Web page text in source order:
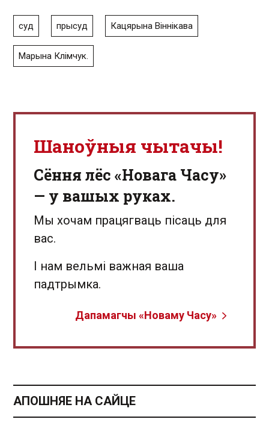
суд прысуд Кацярына Віннікава
Марына Клімчук.
Шаноўныя чытачы!
Сёння лёс «Новага Часу»
— у вашых руках.
Мы хочам працягваць пісаць для
вас.
І нам вельмі важная ваша
падтрымка.
Дапамагчы «Новаму Часу»
АПОШНЯЕ НА САЙЦЕ